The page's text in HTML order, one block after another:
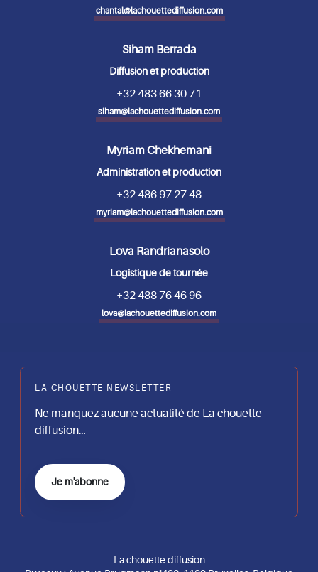
chantal@lachouettediffusion.com
Siham Berrada
Diffusion et production
+32 483 66 30 71
siham@lachouettediffusion.com
Myriam Chekhemani
Administration et production
+32 486 97 27 48
myriam@lachouettediffusion.com
Lova Randrianasolo
Logistique de tournée
+32 488 76 46 96
lova@lachouettediffusion.com
LA CHOUETTE NEWSLETTER
Ne manquez aucune actualité de La chouette
diffusion…
Je m'abonne
La chouette diffusion